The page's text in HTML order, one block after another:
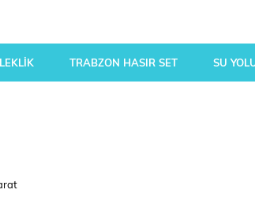
TRABZON HASIR SET SU